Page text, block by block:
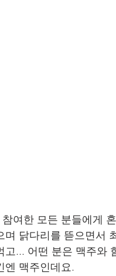
여한 모든 분들에게
며 닭다리를 뜯으면서
고... 어떤 분은 맥주와
엔 맥주인데요.